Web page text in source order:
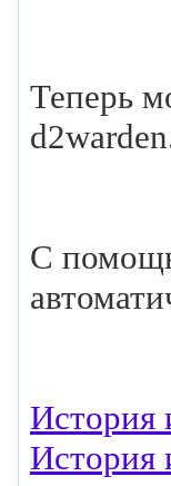
Теперь
С
История
История